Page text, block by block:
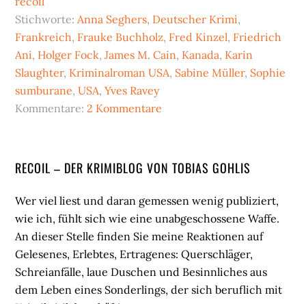
Stichworte: Anna Seghers, Deutscher Krimi,
Frankreich, Frauke Buchholz, Fred Kinzel, Friedrich
Ani, Holger Fock,James M. Cain, Kanada, Karin
Slaughter, Kriminalroman USA, Sabine Müller, Sophie
sumburane,USA,Yves Ravey
Kommentare: 2 Kommentare
Seitenspalte
RECOIL – DER KRIMIBLOG VON TOBIAS GOHLIS
Wer viel liest und daran gemessen wenig publiziert,
wie ich, fühlt sich wie eine unabgeschossene Waffe.
An dieser Stelle finden Sie meine Reaktionen auf
Gelesenes, Erlebtes, Ertragenes: Querschläger,
Schreianfälle, laue Duschen und Besinnliches aus
dem Leben eines Sonderlings, der sich beruflich mit